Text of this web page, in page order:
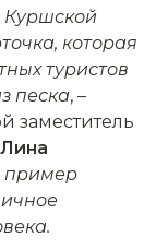
Куршской
которая
туристов
песка, –
заместитель
Лина
пример